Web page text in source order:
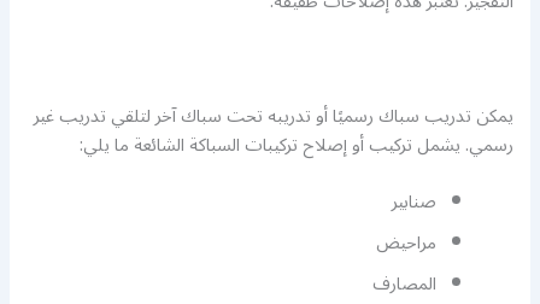
يمكن تدريب سباك رسميًا أو تدريبه تحت سباك آخر لتلقي تدريب غير
رسمي. يشمل تركيب أو إصلاح تركيبات السباكة الشائعة ما يلي:
صنابير
مراحيض
المصارف